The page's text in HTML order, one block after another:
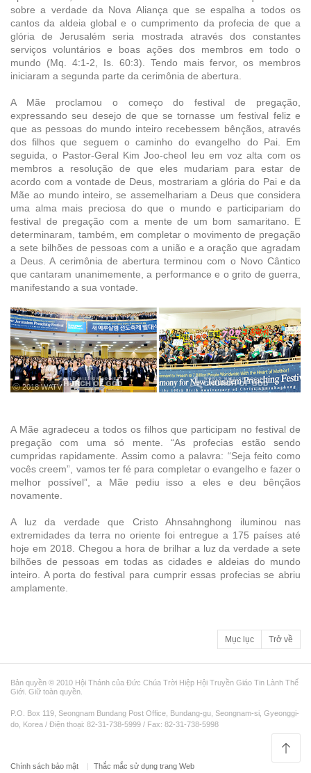
sobre a verdade da Nova Aliança que se espalha a todos os
cantos da aldeia global e o cumprimento da profecia de que a
glória de Jerusalém seria mostrada através dos constantes
serviços voluntários e boas ações dos membros em todo o
mundo (Mq. 4:1-2, Is. 60:3). Tendo mais fervor, os membros
iniciaram a segunda parte da cerimônia de abertura.
A Mãe proclamou o começo do festival de pregação,
expressando seu desejo de que se tornasse um festival feliz e
que as pessoas do mundo inteiro recebessem bênçãos, através
dos filhos que seguem o caminho do evangelho do Pai. Em
seguida, o Pastor-Geral Kim Joo-cheol leu em voz alta com os
membros a resolução de que eles mudariam para estar de
acordo com a vontade de Deus, mostrariam a glória do Pai e da
Mãe ao mundo inteiro, se assemelhariam a Deus que considera
uma alma mais preciosa do que o mundo e participariam do
festival de pregação com a mente de um bom samaritano. E
determinaram, também, em completar o movimento de pregação
a sete bilhões de pessoas com a união e a oração que agradam
a Deus. A cerimônia de abertura terminou com o Novo Cântico
que cantaram unanimemente, a performance e o grito de guerra,
manifestando a sua vontade.
ⓒ 2018 WATV
A Mãe agradeceu a todos os filhos que participam no festival de
pregação com uma só mente. “As profecias estão sendo
cumpridas rapidamente. Assim como a palavra: “Seja feito como
vocês creem”, vamos ter fé para completar o evangelho e fazer o
melhor possível”, a Mãe pediu isso a eles e deu bênçãos
novamente.
A luz da verdade que Cristo Ahnsahnghong iluminou nas
extremidades da terra no oriente foi entregue a 175 países até
hoje em 2018. Chegou a hora de brilhar a luz da verdade a sete
bilhões de pessoas em todas as cidades e aldeias do mundo
inteiro. A porta do festival para cumprir essas profecias se abriu
amplamente.
Mục lục Trở về
Bản quyền © 2010 Hội Thánh của Đức Chúa Trời Hiệp Hội Truyền Giáo Tin Lành Thế
Giới. Giữ toàn quyền.
P.O. Box 119, Seongnam Bundang Post Office, Bundang-gu, Seongnam-si, Gyeonggi-
do, Korea / Điện thoại: 82-31-738-5999 / Fax: 82-31-738-5998
Chính sách bảo mật Thắc mắc sử dụng trang Web